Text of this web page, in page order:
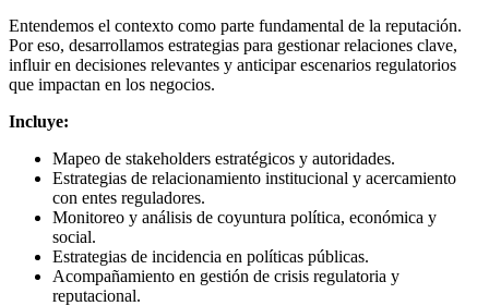
Entendemos el contexto como parte fundamental de la reputación.
Por eso, desarrollamos estrategias para gestionar relaciones clave,
influir en decisiones relevantes y anticipar escenarios regulatorios
que impactan en los negocios.
Incluye:
Mapeo de stakeholders estratégicos y autoridades.
Estrategias de relacionamiento institucional y acercamiento
con entes reguladores.
Monitoreo y análisis de coyuntura política, económica y
social.
Estrategias de incidencia en políticas públicas.
Acompañamiento en gestión de crisis regulatoria y
reputacional.